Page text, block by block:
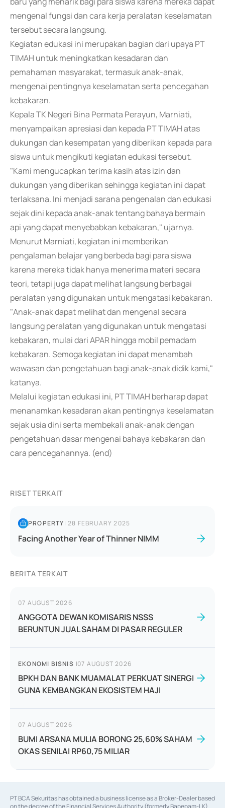
mengenal fungsi dan cara kerja peralatan keselamatan
tersebut secara langsung.
Kegiatan edukasi ini merupakan bagian dari upaya PT
TIMAH untuk meningkatkan kesadaran dan
pemahaman masyarakat, termasuk anak-anak,
mengenai pentingnya keselamatan serta pencegahan
kebakaran.
Kepala TK Negeri Bina Permata Perayun, Marniati,
menyampaikan apresiasi dan kepada PT TIMAH atas
dukungan dan kesempatan yang diberikan kepada para
siswa untuk mengikuti kegiatan edukasi tersebut.
"Kami mengucapkan terima kasih atas izin dan
dukungan yang diberikan sehingga kegiatan ini dapat
terlaksana. Ini menjadi sarana pengenalan dan edukasi
sejak dini kepada anak-anak tentang bahaya bermain
api yang dapat menyebabkan kebakaran," ujarnya.
Menurut Marniati, kegiatan ini memberikan
pengalaman belajar yang berbeda bagi para siswa
karena mereka tidak hanya menerima materi secara
teori, tetapi juga dapat melihat langsung berbagai
peralatan yang digunakan untuk mengatasi kebakaran.
"Anak-anak dapat melihat dan mengenal secara
langsung peralatan yang digunakan untuk mengatasi
kebakaran, mulai dari APAR hingga mobil pemadam
kebakaran. Semoga kegiatan ini dapat menambah
wawasan dan pengetahuan bagi anak-anak didik kami,"
katanya.
Melalui kegiatan edukasi ini, PT TIMAH berharap dapat
menanamkan kesadaran akan pentingnya keselamatan
sejak usia dini serta membekali anak-anak dengan
pengetahuan dasar mengenai bahaya kebakaran dan
cara pencegahannya. (end)
RISET TERKAIT
PROPERTY|28 FEBRUARY 2025
Facing Another Year of Thinner NIMM
BERITA TERKAIT
07 AUGUST 2026
ANGGOTA DEWAN KOMISARIS NSSS
BERUNTUN JUAL SAHAM DI PASAR REGULER
EKONOMI BISNIS |07 AUGUST 2026
BPKH DAN BANK MUAMALAT PERKUAT SINERGI
GUNA KEMBANGKAN EKOSISTEM HAJI
07 AUGUST 2026
BUMI ARSANA MULIA BORONG 25,60% SAHAM
OKAS SENILAI RP60,75 MILIAR
PT BCA Sekuritas has obtained a business license as a Broker-Dealer based
on the decree of the Financial Services Authority (formerly Bapepam-LK)